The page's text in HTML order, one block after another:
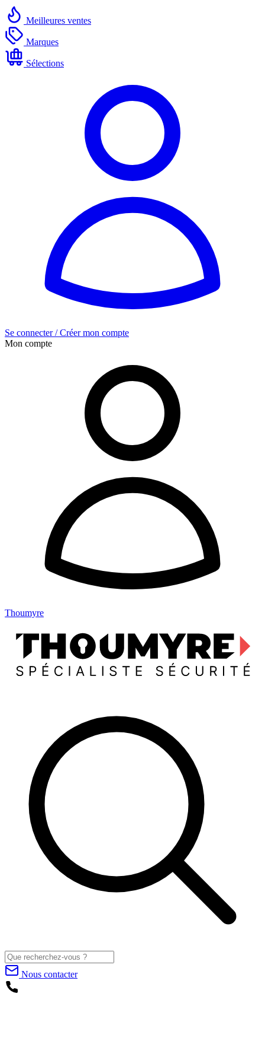
Meilleures ventes
Marques
Sélections
Se connecter / Créer mon compte
Mon compte
Thoumyre
Nous contacter